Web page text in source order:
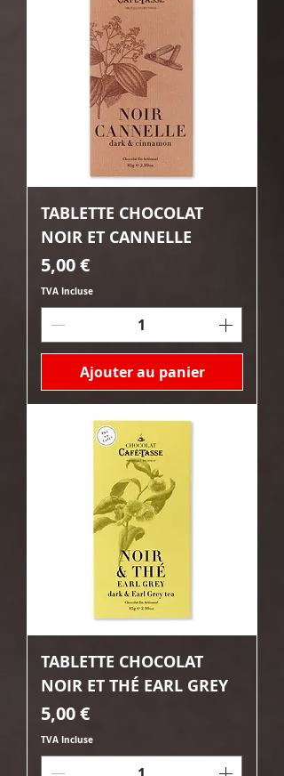
TABLETTE CHOCOLAT
NOIR ET CANNELLE
Prix
5,00 €
TVA Incluse
Ajouter au panier
TABLETTE CHOCOLAT
NOIR ET THÉ EARL GREY
Prix
5,00 €
TVA Incluse